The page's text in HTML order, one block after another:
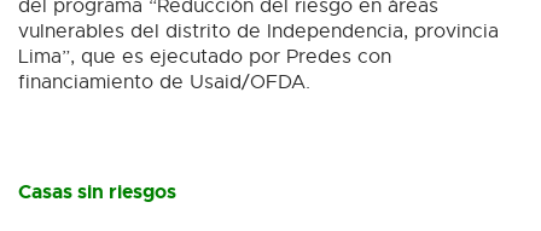
del programa “Reducción del riesgo en áreas
vulnerables del distrito de Independencia, provincia
Lima”, que es ejecutado por Predes con
financiamiento de Usaid/OFDA.
Casas sin riesgos